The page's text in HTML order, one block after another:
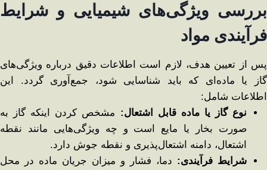
بررسی ویژگی‌های شیمیایی و شرایط
فرآیندی مواد
پس از تعیین هدف، لازم است اطلاعات دقیق درباره ویژگی‌های
گاز یا ماده‌ای که باید شناسایی شود، جمع‌آوری گردد. این
اطلاعات شامل:
نوع گاز یا ماده قابل اشتعال: مشخص کردن اینکه گاز به
صورت بخار یا مایع است و چه ویژگی‌هایی مانند نقطه
اشتعال، دامنه اشتعال‌پذیری و نقطه جوش دارد.
شرایط فرآیندی: دما، فشار و میزان جریان ماده در محل